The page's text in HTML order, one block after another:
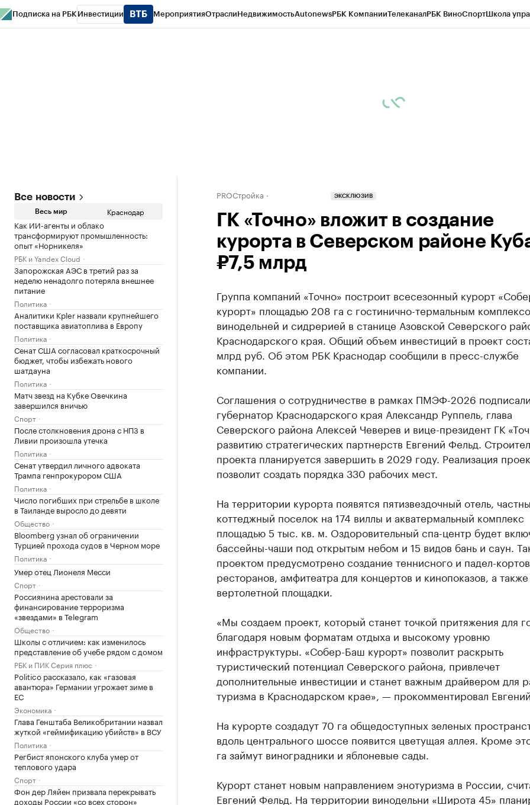
Подписка на РБК Инвестиции МероприятияОтраслиНедвижимостьAutonewsРБК КомпанииТелеканалРБК ВиноСпортШкола
Все новости
Весь мир Краснодар
Как ИИ-агенты и облако
трансформируют промышленность:
опыт «Норникеля»
РБК и Yandex Cloud
Запорожская АЭС в третий раз за
неделю ненадолго потеряла внешнее
питание
Политика
Аналитики Kpler назвали крупнейшего
поставщика авиатоплива в Европу
Политика
Сенат США согласовал краткосрочный
бюджет, чтобы избежать нового
шатдауна
Политика
Матч звезд на Кубке Овечкина
завершился вничью
Спорт
После столкновения дрона с НПЗ в
Ливии произошла утечка
Политика
Сенат утвердил личного адвоката
Трампа генпрокурором США
Политика
Число погибших при стрельбе в школе
в Таиланде выросло до девяти
Общество
Bloomberg узнал об ограничении
Турцией прохода судов в Черном море
Политика
Умер отец Лионеля Месси
Спорт
Россиянина арестовали за
финансирование терроризма
«звездами» в Telegram
Общество
Школы с отличием: как изменилось
представление об учебе рядом с домом
РБК и ПИК Серия плюс
Politico рассказало, как «газовая
авантюра» Германии угрожает зиме в
ЕС
Экономика
Глава Генштаба Великобритании назвал
жуткой «геймификацию убийств» в ВСУ
Политика
Регбист японского клуба умер от
теплового удара
Спорт
Фон дер Ляйен призвала перекрывать
доходы России «со всех сторон»
PROСтройка ЭКСКЛЮЗИВ
ГК «Точно» вложит в создание
курорта в Северском районе
₽7,5 млрд
Группа компаний «Точно» построит всесезонный курорт
курорт» площадью 208 га с гостинично-термальным
винодельней и сидрерией в станице Азовской Северского
Краснодарского края. Общий объем инвестиций в проект
млрд руб. Об этом РБК Краснодар сообщили в пресс-службе
компании.
Соглашения о сотрудничестве в рамках ПМЭФ-2026
губернатор Краснодарского края Александр Руппель, глава
Северского района Алексей Чеверев и вице-президент ГК
развитию стратегических партнерств Евгений Фельд.
проекта планируется завершить в 2029 году. Реализация
позволит создать порядка 330 рабочих мест.
На территории курорта появятся пятизвездочный отель,
коттеджный поселок на 174 виллы и акватермальный комплекс
площадью 5 тыс. кв. м. Оздоровительный спа-центр будет
бассейны-чаши под открытым небом и 15 видов бань и саун.
проектом предусмотрено создание теннисного и падел-
ресторанов, амфитеатра для концертов и кинопоказов, а также
вертолетной площадки.
«Мы создаем проект, который станет точкой притяжения для
благодаря новым форматам отдыха и высокому уровню
инфраструктуры. «Собер-Баш курорт» позволит раскрыть
туристический потенциал Северского района, привлечет
дополнительные инвестиции и станет важным драйвером для
туризма в Краснодарском крае», — прокомментировал
На курорте создадут 70 га общедоступных зеленых
вдоль центрального шоссе появится цветущая аллея. Кроме
га займут виноградники и яблоневые сады.
Курорт станет новым направлением энотуризма в России,
Евгений Фельд. На территории винодельни «Широта 45»